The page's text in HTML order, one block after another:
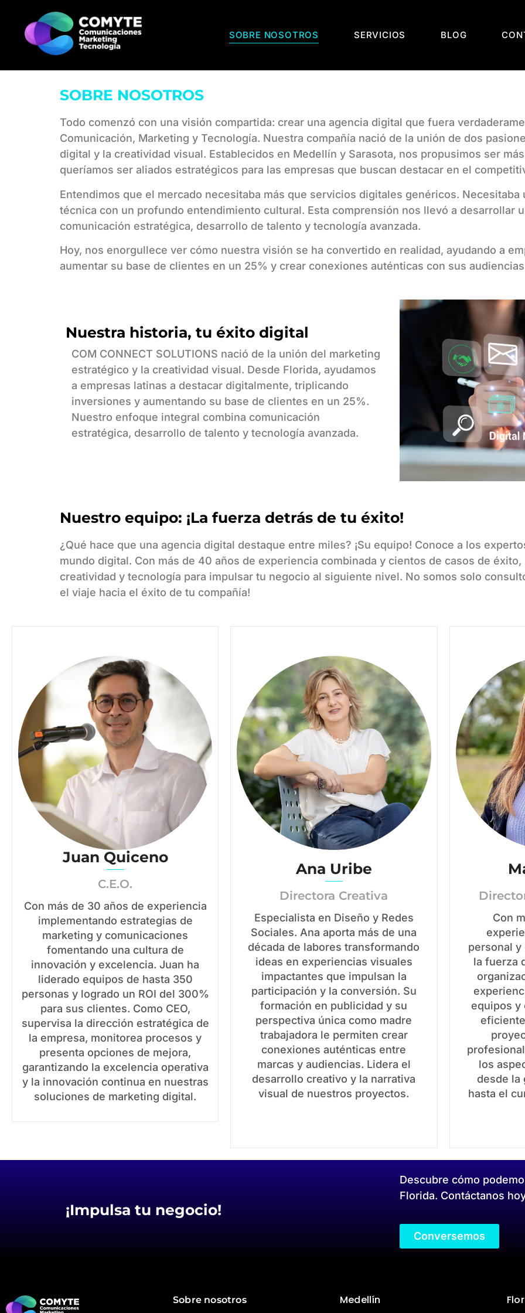
SOBRE NOSOTROS SERVICIOS BLOG
SOBRE NOSOTROS
Todo comenzó con una visión compartida: crear una agencia digital que fuera
Comunicación, Marketing y Tecnología. Nuestra compañía nació de la unión de dos
digital y la creatividad visual. Establecidos en Medellín y Sarasota, nos propusimos ser
queríamos ser aliados estratégicos para las empresas que buscan destacar en el
Entendimos que el mercado necesitaba más que servicios digitales genéricos.
técnica con un profundo entendimiento cultural. Esta comprensión nos llevó a desarrollar
comunicación estratégica, desarrollo de talento y tecnología avanzada.
Hoy, nos enorgullece ver cómo nuestra visión se ha convertido en realidad, ayudando a
aumentar su base de clientes en un 25% y crear conexiones auténticas con sus
Nuestra historia, tu éxito digital
COM CONNECT SOLUTIONS nació de la unión del marketing
estratégico y la creatividad visual. Desde Florida, ayudamos
a empresas latinas a destacar digitalmente, triplicando
inversiones y aumentando su base de clientes en un 25%.
Nuestro enfoque integral combina comunicación
estratégica, desarrollo de talento y tecnología avanzada.
Nuestro equipo: ¡La fuerza detrás de tu éxito!
¿Qué hace que una agencia digital destaque entre miles? ¡Su equipo! Conoce a los
mundo digital. Con más de 40 años de experiencia combinada y cientos de casos de
creatividad y tecnología para impulsar tu negocio al siguiente nivel. No somos solo
el viaje hacia el éxito de tu compañía!
Juan Quiceno
C.E.O.
Con más de 30 años de experiencia
implementando estrategias de
marketing y comunicaciones
fomentando una cultura de
innovación y excelencia. Juan ha
liderado equipos de hasta 350
personas y logrado un ROI del 300%
para sus clientes. Como CEO,
supervisa la dirección estratégica de
la empresa, monitorea procesos y
presenta opciones de mejora,
garantizando la excelencia operativa
y la innovación continua en nuestras
soluciones de marketing digital.
Ana Uribe
Directora Creativa
Especialista en Diseño y Redes
Sociales. Ana aporta más de una
década de labores transformando
ideas en experiencias visuales
impactantes que impulsan la
participación y la conversión. Su
formación en publicidad y su
perspectiva única como madre
trabajadora le permiten crear
conexiones auténticas entre
marcas y audiencias. Lidera el
desarrollo creativo y la narrativa
visual de nuestros proyectos.
Con
personal y
la fuerza
equipos y
los
desde la
hasta el
¡Impulsa tu negocio!
Descubre cómo
Florida. Contáctanos
Conversemos
Sobre nosotros Medellín